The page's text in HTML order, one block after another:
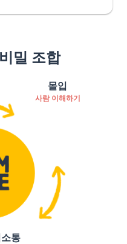
밀 조합
몰입
사람 이해하기
통